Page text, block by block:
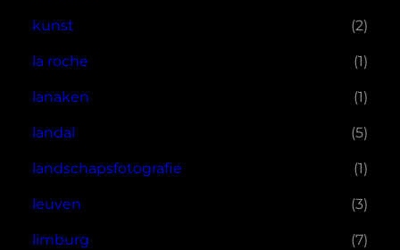
kunst (2)
la roche (1)
lanaken (1)
landal (5)
landschapsfotografie (1)
leuven (3)
limburg (7)